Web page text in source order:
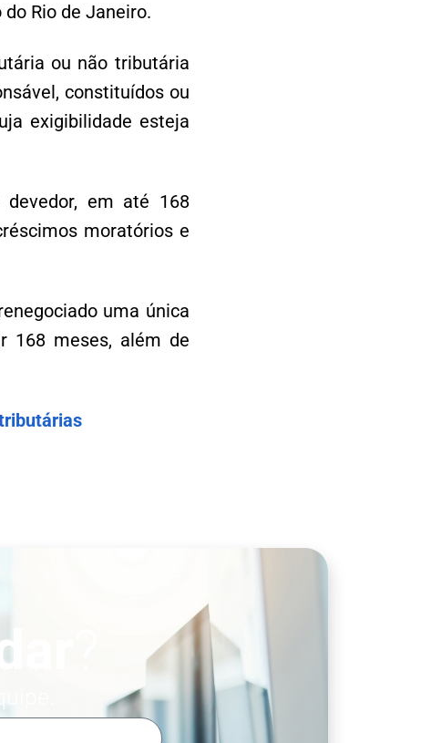
Rio de Janeiro.
ou não tributária
constituídos ou
exigibilidade esteja
em até 168
moratórios e
uma única
168 meses, além de